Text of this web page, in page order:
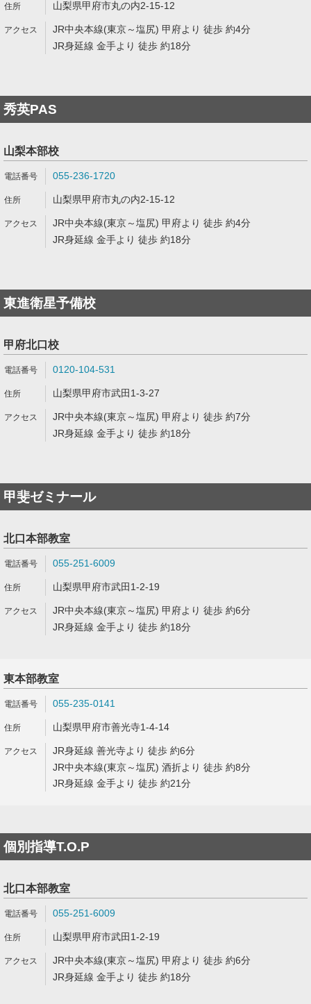
山梨県甲府市丸の内2-15-12
JR中央本線(東京～塩尻) 甲府より 徒歩 約4分
JR身延線 金手より 徒歩 約18分
秀英PAS
山梨本部校
055-236-1720
山梨県甲府市丸の内2-15-12
JR中央本線(東京～塩尻) 甲府より 徒歩 約4分
JR身延線 金手より 徒歩 約18分
東進衛星予備校
甲府北口校
0120-104-531
山梨県甲府市武田1-3-27
JR中央本線(東京～塩尻) 甲府より 徒歩 約7分
JR身延線 金手より 徒歩 約18分
甲斐ゼミナール
北口本部教室
055-251-6009
山梨県甲府市武田1-2-19
JR中央本線(東京～塩尻) 甲府より 徒歩 約6分
JR身延線 金手より 徒歩 約18分
東本部教室
055-235-0141
山梨県甲府市善光寺1-4-14
JR身延線 善光寺より 徒歩 約6分
JR中央本線(東京～塩尻) 酒折より 徒歩 約8分
JR身延線 金手より 徒歩 約21分
個別指導T.O.P
北口本部教室
055-251-6009
山梨県甲府市武田1-2-19
JR中央本線(東京～塩尻) 甲府より 徒歩 約6分
JR身延線 金手より 徒歩 約18分